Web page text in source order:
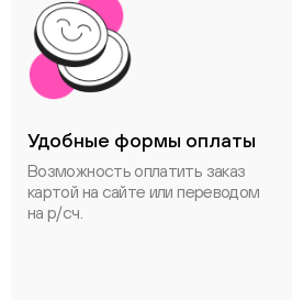
Удобные формы оплаты
Возможность оплатить заказ
картой на сайте или переводом
на р/сч.